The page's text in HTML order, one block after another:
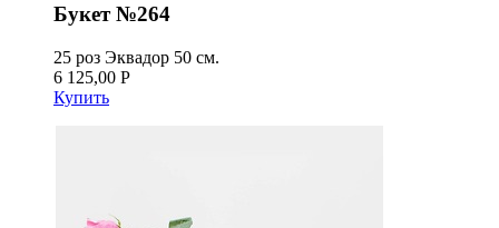
Букет №264
25 роз Эквадор 50 см.
6 125,00 Р
Купить